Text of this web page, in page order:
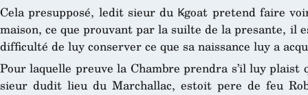
Cela presupposé, ledit sieur du Ꝃgoat pretend faire
maison, ce que prouvant par la suilte de la presante, il
difficulté de luy conserver ce que sa naissance luy a
Pour laquelle preuve la Chambre prendra s’il luy plaist
sieur dudit lieu du Marchallac, estoit pere de feu